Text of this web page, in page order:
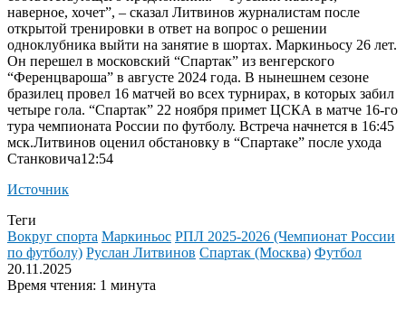
наверное, хочет”, – сказал Литвинов журналистам после
открытой тренировки в ответ на вопрос о решении
одноклубника выйти на занятие в шортах. Маркиньосу 26 лет.
Он перешел в московский “Спартак” из венгерского
“Ференцвароша” в августе 2024 года. В нынешнем сезоне
бразилец провел 16 матчей во всех турнирах, в которых забил
четыре гола. “Спартак” 22 ноября примет ЦСКА в матче 16-го
тура чемпионата России по футболу. Встреча начнется в 16:45
мск.Литвинов оценил обстановку в “Спартаке” после ухода
Станковича12:54
Источник
Теги
Вокруг спорта Маркиньос РПЛ 2025-2026 (Чемпионат России
по футболу) Руслан Литвинов Спартак (Москва) Футбол
20.11.2025
Время чтения: 1 минута